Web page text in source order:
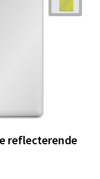
reflecterende